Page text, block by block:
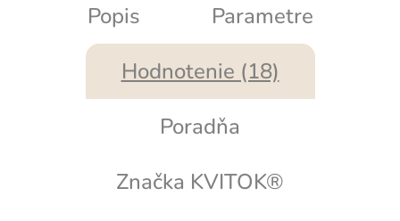
Popis
Parametre
Hodnotenie (18)
Poradňa
Značka KVITOK®